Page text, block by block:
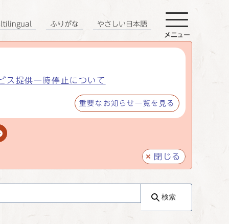
ス提供一時停止について
重要なお知らせ一覧を見る
閉じる
ふりがな やさしい日本語
メニュー
検索